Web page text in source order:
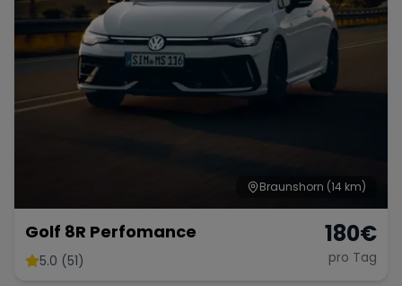
Braunshorn (14 km)
Golf 8R Perfomance
5.0 (51)
180€
pro Tag